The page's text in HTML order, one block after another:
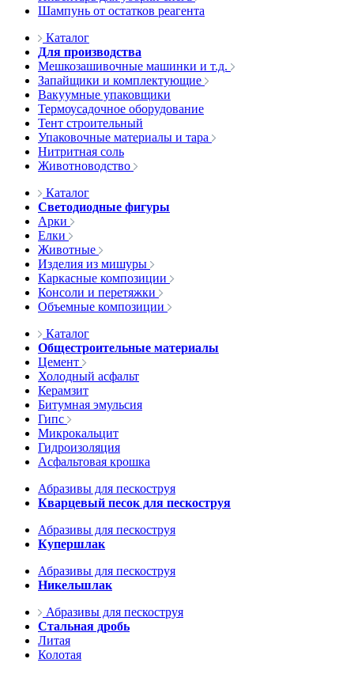
Шампунь от остатков реагента
Каталог
Для производства
Мешкозашивочные машинки и т.д.
Запайщики и комплектующие
Вакуумные упаковщики
Термоусадочное оборудование
Тент строительный
Упаковочные материалы и тара
Нитритная соль
Животноводство
Каталог
Светодиодные фигуры
Арки
Елки
Животные
Изделия из мишуры
Каркасные композиции
Консоли и перетяжки
Объемные композиции
Каталог
Общестроительные материалы
Цемент
Холодный асфальт
Керамзит
Битумная эмульсия
Гипс
Микрокальцит
Гидроизоляция
Асфальтовая крошка
Абразивы для пескоструя
Кварцевый песок для пескоструя
Абразивы для пескоструя
Купершлак
Абразивы для пескоструя
Никельшлак
Абразивы для пескоструя
Стальная дробь
Литая
Колотая